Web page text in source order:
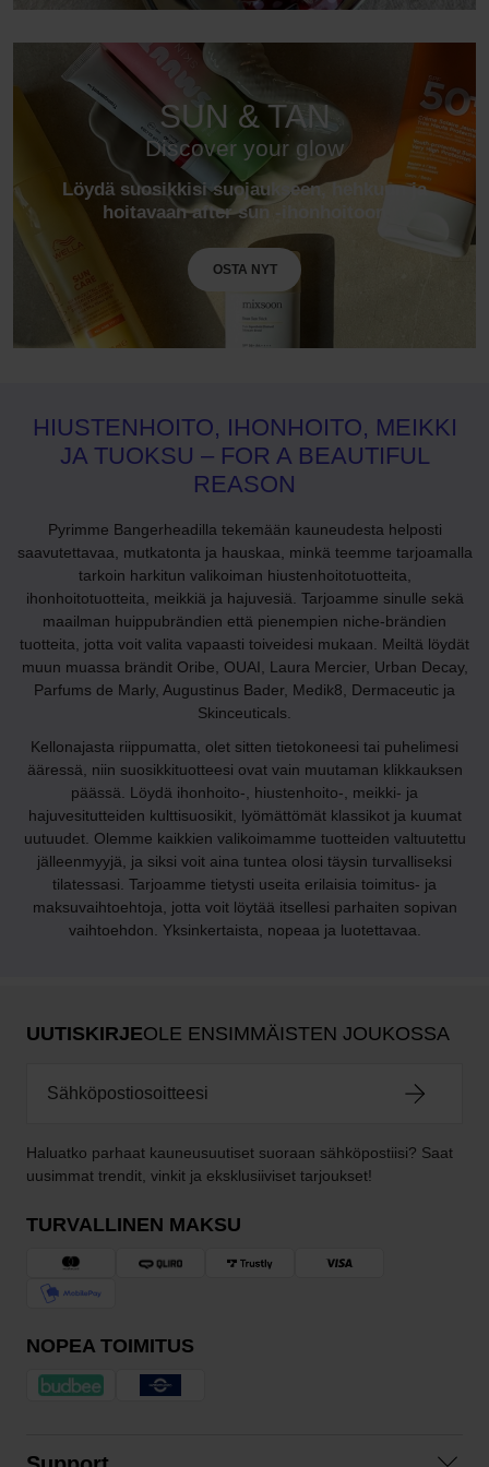
SUN & TAN
Discover your glow
Löydä suosikkisi suojaukseen, hehkuun ja
hoitavaan after sun -ihonhoitoon
OSTA NYT
HIUSTENHOITO, IHONHOITO, MEIKKI
JA TUOKSU – FOR A BEAUTIFUL
REASON
Pyrimme Bangerheadilla tekemään kauneudesta helposti
saavutettavaa, mutkatonta ja hauskaa, minkä teemme tarjoamalla
tarkoin harkitun valikoiman hiustenhoitotuotteita,
ihonhoitotuotteita, meikkiä ja hajuvesiä. Tarjoamme sinulle sekä
maailman huippubrändien että pienempien niche-brändien
tuotteita, jotta voit valita vapaasti toiveidesi mukaan. Meiltä löydät
muun muassa brändit Oribe, OUAI, Laura Mercier, Urban Decay,
Parfums de Marly, Augustinus Bader, Medik8, Dermaceutic ja
Skinceuticals.
Kellonajasta riippumatta, olet sitten tietokoneesi tai puhelimesi
ääressä, niin suosikkituotteesi ovat vain muutaman klikkauksen
päässä. Löydä ihonhoito-, hiustenhoito-, meikki- ja
hajuvesitutteiden kulttisuosikit, lyömättömät klassikot ja kuumat
uutuudet. Olemme kaikkien valikoimamme tuotteiden valtuutettu
jälleenmyyjä, ja siksi voit aina tuntea olosi täysin turvalliseksi
tilatessasi. Tarjoamme tietysti useita erilaisia toimitus- ja
maksuvaihtoehtoja, jotta voit löytää itsellesi parhaiten sopivan
vaihtoehdon. Yksinkertaista, nopeaa ja luotettavaa.
UUTISKIRJEOLE ENSIMMÄISTEN JOUKOSSA
Haluatko parhaat kauneusuutiset suoraan sähköpostiisi? Saat
uusimmat trendit, vinkit ja eksklusiiviset tarjoukset!
TURVALLINEN MAKSU
NOPEA TOIMITUS